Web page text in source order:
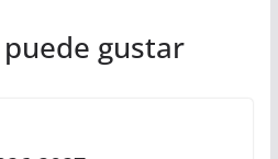
gustar